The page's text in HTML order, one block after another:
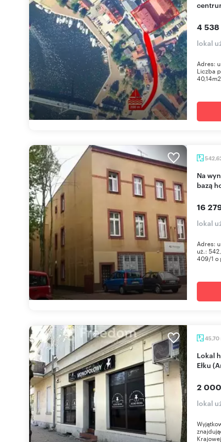
4 538
lokal
Adres:
Liczba
Na wynajem przestronny obiekt turystyczny z
bazą
16
lokal
Adres:
uż.:
409/1 o
45,70
Lokal handlowo-usługowy 45,7 m² w centrum
Ełku
2
lokal